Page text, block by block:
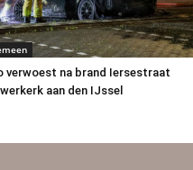
verwoest na brand Iersestraat
aan den IJssel